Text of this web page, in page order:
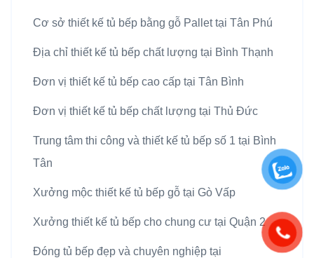
Cơ sở thiết kế tủ bếp bằng gỗ Pallet tại Tân Phú
Địa chỉ thiết kế tủ bếp chất lượng tại Bình Thạnh
Đơn vị thiết kế tủ bếp cao cấp tại Tân Bình
Đơn vị thiết kế tủ bếp chất lượng tại Thủ Đức
Trung tâm thi công và thiết kế tủ bếp số 1 tại Bình
Tân
Xưởng mộc thiết kế tủ bếp gỗ tại Gò Vấp
Xưởng thiết kế tủ bếp cho chung cư tại Quận 2
Đóng tủ bếp đẹp và chuyên nghiệp tại